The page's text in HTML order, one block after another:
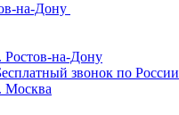
на-Дону
Ростов-на-Дону
звонок по России
Москва